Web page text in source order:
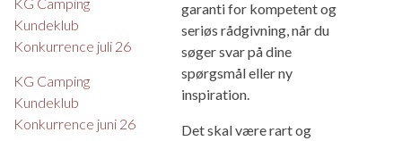
Kundeklub
Konkurrence juli 26
KG Camping
Kundeklub
Konkurrence juni 26
garanti for kompetent og
seriøs rådgivning, når du
søger svar på dine
spørgsmål eller ny
inspiration.
Det skal være rart og